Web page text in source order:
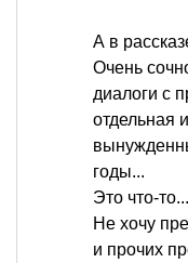
А в
Очень
диалоги с
отдельная
годы...
Это что-
Не хочу
и прочих